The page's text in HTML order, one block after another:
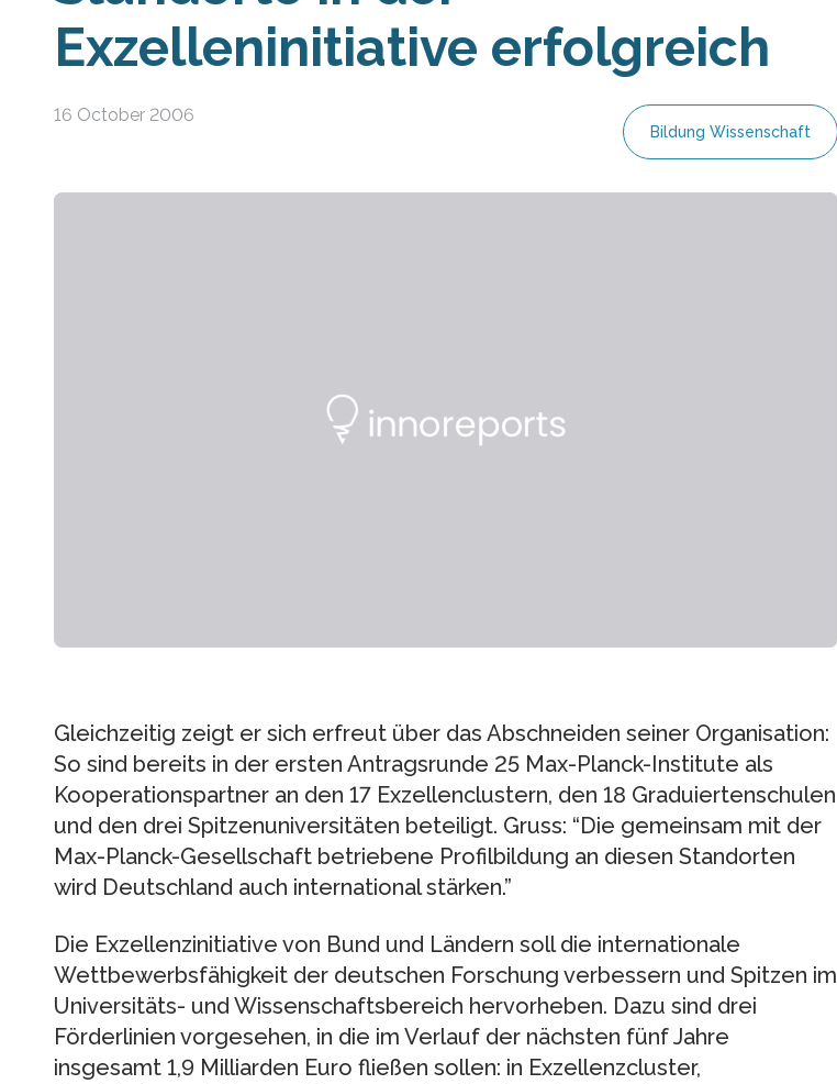
Exzelleninitiative erfolgreich
16 October 2006
Bildung Wissenschaft
Gleichzeitig zeigt er sich erfreut über das Abschneiden seiner Organisation:
So sind bereits in der ersten Antragsrunde 25 Max-Planck-Institute als
Kooperationspartner an den 17 Exzellenclustern, den 18 Graduiertenschulen
und den drei Spitzenuniversitäten beteiligt. Gruss: “Die gemeinsam mit der
Max-Planck-Gesellschaft betriebene Profilbildung an diesen Standorten
wird Deutschland auch international stärken.”
Die Exzellenzinitiative von Bund und Ländern soll die internationale
Wettbewerbsfähigkeit der deutschen Forschung verbessern und Spitzen im
Universitäts- und Wissenschaftsbereich hervorheben. Dazu sind drei
Förderlinien vorgesehen, in die im Verlauf der nächsten fünf Jahre
insgesamt 1,9 Milliarden Euro fließen sollen: in Exzellenzcluster,